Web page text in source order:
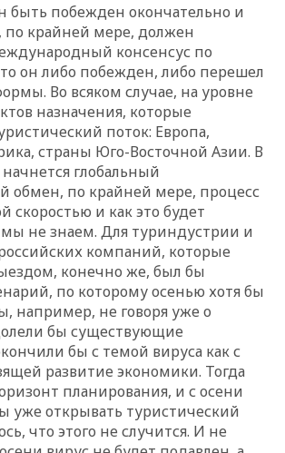
быть побежден окончательно и
по крайней мере, должен
консенсус по
он либо побежден, либо перешел
Во всяком случае, на уровне
назначения, которые
поток: Европа,
страны Юго-Восточной Азии. В
глобальный
обмен, по крайней мере, процесс
скоростью и как это будет
не знаем. Для туриндустрии и
компаний, которые
конечно же, был бы
по которому осенью хотя бы
например, не говоря уже о
бы существующие
бы с темой вируса как с
развитие экономики. Тогда
планирования, и с осени
уже открывать туристический
что этого не случится. И не